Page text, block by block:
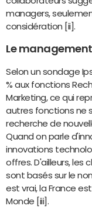
managers,
considération [ii].
Le
Selon un sondage
% aux fonctions
Marketing, ce qui
autres fonctions ne
recherche de
Quand on parle
innovations
offres. D'ailleurs, les
sont basés sur le
est vrai, la France
Monde [iii].